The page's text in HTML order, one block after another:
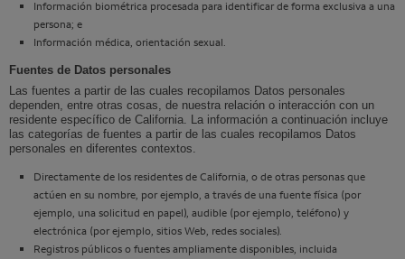
Información biométrica procesada para identificar de forma exclusiva a una
persona; e
Información médica, orientación sexual.
Fuentes de Datos personales
Las fuentes a partir de las cuales recopilamos Datos personales
dependen, entre otras cosas, de nuestra relación o interacción con un
residente específico de California. La información a continuación incluye
las categorías de fuentes a partir de las cuales recopilamos Datos
personales en diferentes contextos.
Directamente de los residentes de California, o de otras personas que
actúen en su nombre, por ejemplo, a través de una fuente física (por
ejemplo, una solicitud en papel), audible (por ejemplo, teléfono) y
electrónica (por ejemplo, sitios Web, redes sociales).
Registros públicos o fuentes ampliamente disponibles, incluida